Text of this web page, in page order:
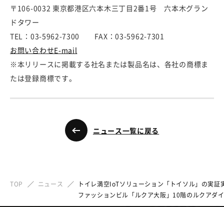
〒106-0032 東京都港区六本木三丁目2番1号 六本木グラン
ドタワー
TEL：03-5962-7300 FAX：03-5962-7301
お問い合わせE-mail
※本リリースに掲載する社名または製品名は、各社の商標ま
たは登録商標です。
ニュース一覧に戻る
TOP ニュース
トイレ満空IoTソリューション「トイソル」の実証
ファッションビル「ルクア大阪」10階のルクアダ